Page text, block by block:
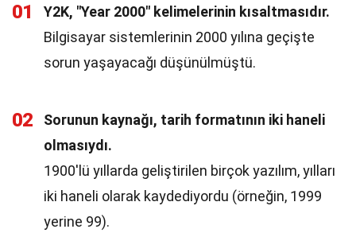
01
Y2K, "Year 2000" kelimelerinin kısaltmasıdır.
Bilgisayar sistemlerinin 2000 yılına geçişte
sorun yaşayacağı düşünülmüştü.
02
Sorunun kaynağı, tarih formatının iki haneli
olmasıydı.
1900'lü yıllarda geliştirilen birçok yazılım, yılları
iki haneli olarak kaydediyordu (örneğin, 1999
yerine 99).